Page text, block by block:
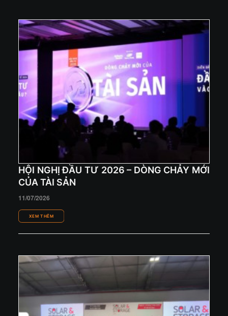
HỘI NGHỊ ĐẦU TƯ 2026 – DÒNG CHẢY MỚI
CỦA TÀI SẢN
11/07/2026